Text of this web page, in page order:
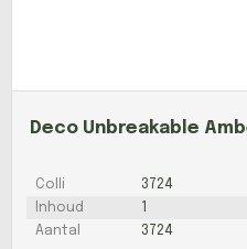
Deco Unbreakable
Colli 3724
Inhoud
Aantal
3724